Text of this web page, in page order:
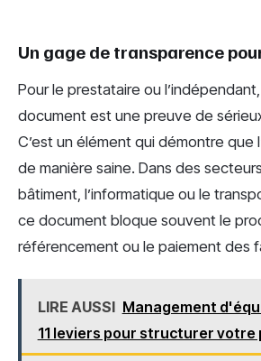
Un gage de transparence
Pour le prestataire ou
document est une preuve de
C’est un élément qui démontre que
de manière saine. Dans des
bâtiment, l’informatique ou le
ce document bloque souvent le
référencement ou le paiement des
LIRE AUSSI Management
11 leviers pour structurer